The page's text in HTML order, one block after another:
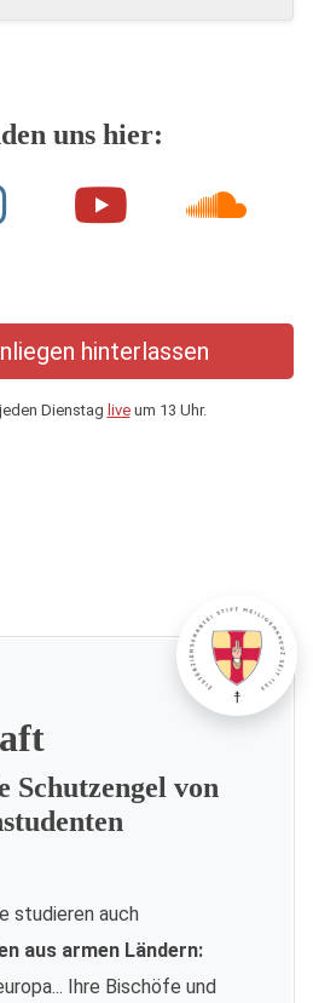
uns hier:
hinterlassen
Dienstag liveum 13 Uhr.
Schutzengel von
studieren auch
aus armen Ländern:
Ihre Bischöfe und